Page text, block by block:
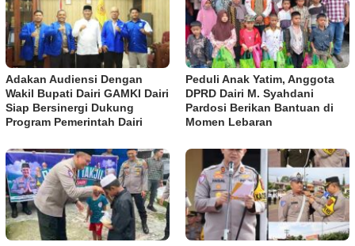
Adakan Audiensi Dengan
Wakil Bupati Dairi GAMKI Dairi
Siap Bersinergi Dukung
Program Pemerintah Dairi
Peduli Anak Yatim, Anggota
DPRD Dairi M. Syahdani
Pardosi Berikan Bantuan di
Momen Lebaran